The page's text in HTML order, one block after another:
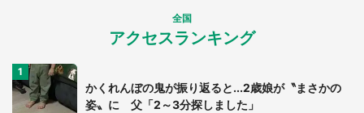
全国
アクセスランキング
かくれんぼの鬼が振り返ると...2歳娘が〝まさかの
姿〟に 父「2～3分探しました」